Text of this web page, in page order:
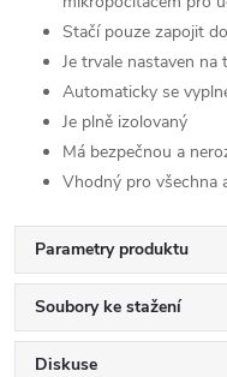
Stačí pouze zapojit
Je trvale nastaven na
Automaticky se
Je plně izolovaný
Má bezpečnou a
Vhodný pro všechna
Parametry produktu
Soubory ke stažení
Diskuse